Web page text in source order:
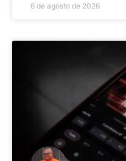
6 de agosto de 2026